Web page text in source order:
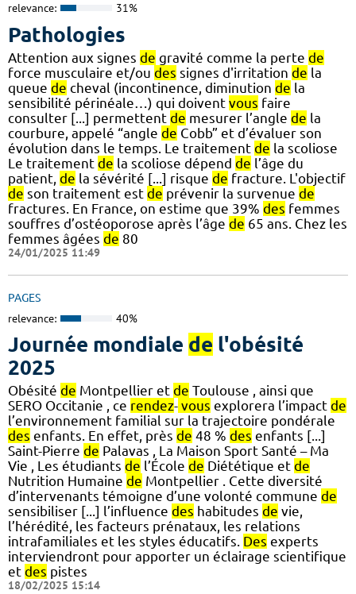
relevance: 31%
Pathologies
Attention aux signes de gravité comme la perte de
force musculaire et/ou des signes d'irritation de la
queue de cheval (incontinence, diminution de la
sensibilité périnéale…) qui doivent vous faire
consulter [...] permettent de mesurer l’angle de la
courbure, appelé “angle de Cobb” et d’évaluer son
évolution dans le temps. Le traitement de la scoliose
Le traitement de la scoliose dépend de l’âge du
patient, de la sévérité [...] risque de fracture. L'objectif
de son traitement est de prévenir la survenue de
fractures. En France, on estime que 39% des femmes
souffres d’ostéoporose après l’âge de 65 ans. Chez les
femmes âgées de 80
24/01/2025 11:49
PAGES
relevance: 40%
Journée mondiale de l'obésité
2025
Obésité de Montpellier et de Toulouse , ainsi que
SERO Occitanie , ce rendez- vous explorera l’impact de
l’environnement familial sur la trajectoire pondérale
des enfants. En effet, près de 48 % des enfants [...]
Saint-Pierre de Palavas , La Maison Sport Santé – Ma
Vie , Les étudiants de l’École de Diététique et de
Nutrition Humaine de Montpellier . Cette diversité
d’intervenants témoigne d’une volonté commune de
sensibiliser [...] l’influence des habitudes de vie,
l’hérédité, les facteurs prénataux, les relations
intrafamiliales et les styles éducatifs. Des experts
interviendront pour apporter un éclairage scientifique
et des pistes
18/02/2025 15:14